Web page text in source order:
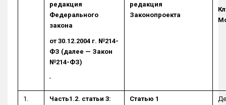
редакция
Федерального
закона
от 30.12.2004 г. №214-
ФЗ (далее — Закон
№214-ФЗ)
редакция
Законопроекта
1. Часть1.2. статьи 3:
Статью 1